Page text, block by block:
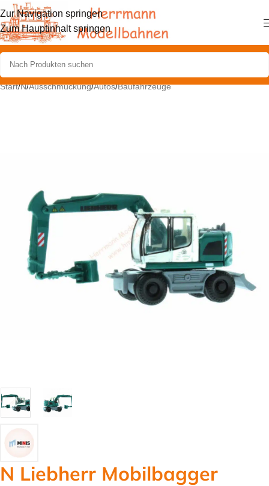
Zur Navigation springen
Zum Hauptinhalt springen
Start/N/Ausschmückung/Autos/Baufahrzeuge
N Liebherr Mobilbagger